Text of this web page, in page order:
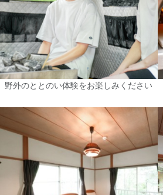
野外のととのい体験をお楽しみください